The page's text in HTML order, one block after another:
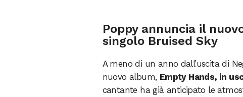
Poppy annuncia il
singolo Bruised Sky
A meno di un anno dall’uscita di
nuovo album, Empty Hands, in
cantante ha già anticipato le